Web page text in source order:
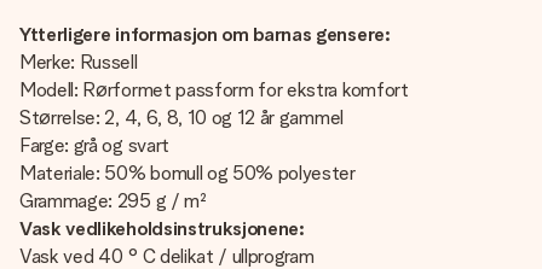
Ytterligere informasjon om barnas gensere:
Merke: Russell
Modell: Rørformet passform for ekstra komfort
Størrelse: 2, 4, 6, 8, 10 og 12 år gammel
Farge: grå og svart
Materiale: 50% bomull og 50% polyester
Grammage: 295 g / m²
Vask vedlikeholdsinstruksjonene:
Vask ved 40 ° C delikat / ullprogram